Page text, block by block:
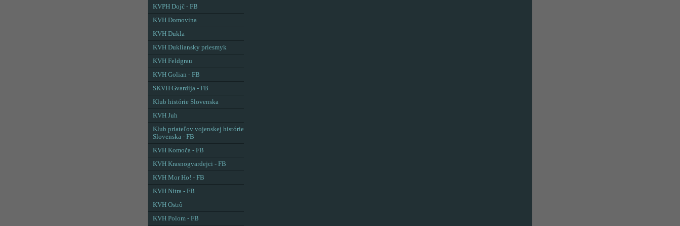
KVPH Dojč - FB
KVH Domovina
KVH Dukla
KVH Dukliansky priesmyk
KVH Feldgrau
KVH Golian - FB
SKVH Gvardija - FB
Klub histórie Slovenska
KVH Juh
Klub priateľov vojenskej histórie
Slovenska - FB
KVH Komoča - FB
KVH Krasnogvardejci - FB
KVH Mor Ho! - FB
KVH Nitra - FB
KVH Ostrô
KVH Polom - FB